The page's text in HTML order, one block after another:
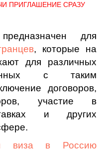
ПРИГЛАШЕНИЕ СРАЗУ
для
, которые на
для различных
с таким
договоров,
участие в
и других
виза в Россию